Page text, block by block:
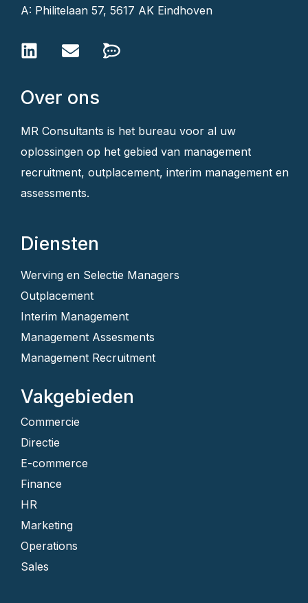
A: Philitelaan 57, 5617 AK Eindhoven
Over ons
MR Consultants is het bureau voor al uw
oplossingen op het gebied van management
recruitment, outplacement, interim management en
assessments.
Diensten
Werving en Selectie Managers
Outplacement
Interim Management
Management Assesments
Management Recruitment
Vakgebieden
Commercie
Directie
E-commerce
Finance
HR
Marketing
Operations
Sales